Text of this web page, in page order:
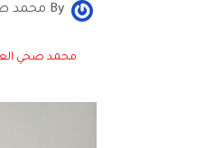
By محمد
محمد صخي